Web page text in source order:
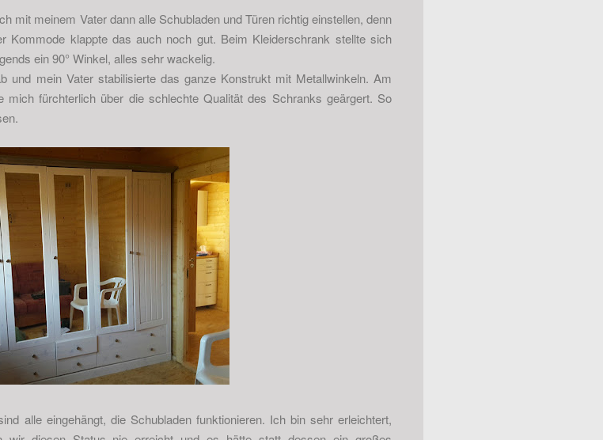
mit meinem Vater dann alle Schubladen und Türen richtig einstellen, denn
Kommode klappte das auch noch gut. Beim Kleiderschrank stellte sich
ein 90° Winkel, alles sehr wackelig.
und mein Vater stabilisierte das ganze Konstrukt mit Metallwinkeln. Am
fürchterlich über die schlechte Qualität des Schranks geärgert. So
alle eingehängt, die Schubladen funktionieren. Ich bin sehr erleichtert,